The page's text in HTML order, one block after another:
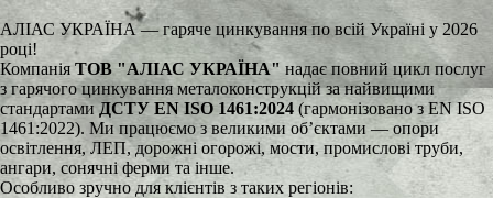
АЛІАС УКРАЇНА — гаряче цинкування по всій Україні у 2026
році!
Компанія ТОВ "АЛІАС УКРАЇНА" надає повний цикл послуг
з гарячого цинкування металоконструкцій за найвищими
стандартамиДСТУ EN ISO 1461:2024 (гармонізовано з EN ISO
1461:2022). Ми працюємо з великими об’єктами — опори
освітлення, ЛЕП, дорожні огорожі, мости, промислові труби,
ангари, сонячні ферми та інше.
Особливо зручно для клієнтів з таких регіонів: